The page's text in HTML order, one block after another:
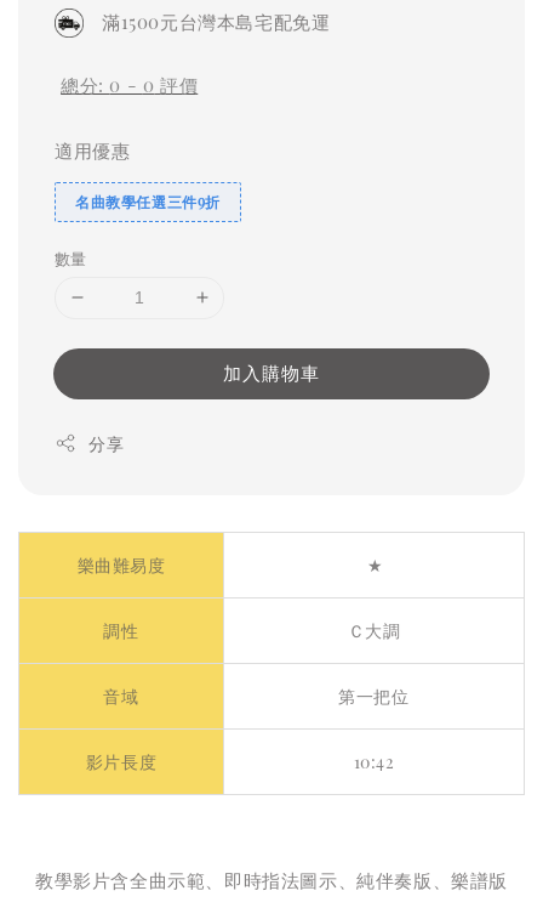
滿1500元台灣本島宅配免運
總分: 0 - 0 評價
適用優惠
名曲教學任選三件9折
數量
加入購物車
分享
樂曲難易度 ★
調性 Ｃ大調
音域 第一把位
影片長度 10:42
教學影片含全曲示範、即時指法圖示、純伴奏版、樂譜版